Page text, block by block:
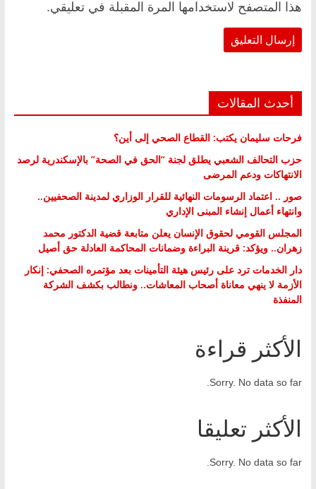
هذا المتصفح لاستخدامها المرة المقبلة في تعليقي.
أحدث المقالات
فرحات سليمان يكتب: القطاع الصحي إلى أين؟
حزب التحالف الشعبي يطلق لجنة “الحق في الصحة” بالإسكندرية لرصد
الانتهاكات ودعم المرضى
صور .. اعتماد الرسومات النهائية للقرار الوزاري لمدينة الصحفيين..
وانتهاء أعمال إنشاء المبنى الإداري
المجلس القومي لحقوق الإنسان يعلن متابعة قضية الدكتور محمد
زهران.. ويؤكد: قرينة البراءة وضمانات المحاكمة العادلة حق أصيل
دار الخدمات ترد على رئيس هيئة التأمينات بعد مؤتمره الصحفي: إنكار
الأزمة لا ينهي معاناة أصحاب المعاشات.. ونطالب بكشف الشركة
المنفذة
الأكثر قراءة
Sorry. No data so far.
الأكثر تعليقا
Sorry. No data so far.